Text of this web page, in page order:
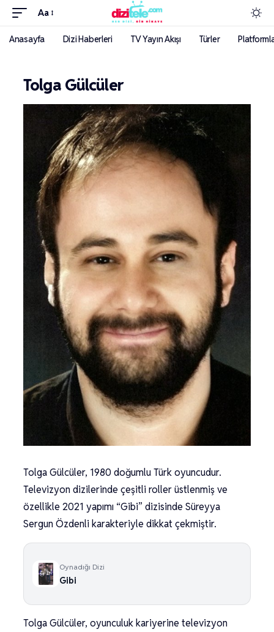
Aa
Anasayfa Dizi Haberleri TV Yayın Akışı Türler
Tolga Gülcüler
Tolga Gülcüler, 1980 doğumlu Türk oyuncudur.
Televizyon dizilerinde çeşitli roller üstlenmiş ve
özellikle 2021 yapımı “Gibi” dizisinde Süreyya
Sergun Özdenli karakteriyle dikkat çekmiştir.
Oynadığı Dizi
Gibi
Tolga Gülcüler, oyunculuk kariyerine televizyon